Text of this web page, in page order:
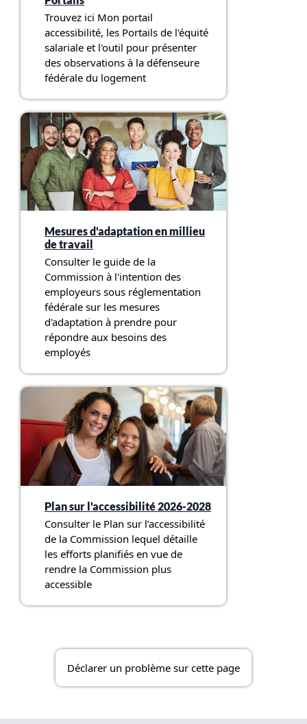
Trouvez ici Mon portail
accessibilité, les Portails de l'équité
salariale et l'outil pour présenter
des observations à la défenseure
fédérale du logement
Mesures d'adaptation en millieu
de travail
Consulter le guide de la
Commission à l'intention des
employeurs sous réglementation
fédérale sur les mesures
d'adaptation à prendre pour
répondre aux besoins des
employés
Plan sur l'accessibilité 2026-2028
Consulter le Plan sur l’accessibilité
de la Commission lequel détaille
les efforts planifiés en vue de
rendre la Commission plus
accessible
Déclarer un problème sur cette page